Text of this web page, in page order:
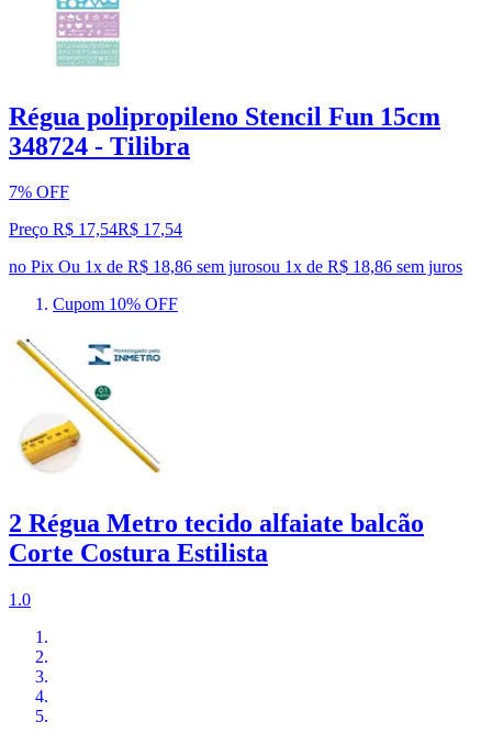
Régua polipropileno Stencil Fun 15cm
348724 - Tilibra
7% OFF
Preço R$ 17,54R$ 17,54
no Pix Ou 1x de R$ 18,86 sem jurosou 1x de R$ 18,86 sem juros
Cupom 10% OFF
2 Régua Metro tecido alfaiate balcão
Corte Costura Estilista
1.0